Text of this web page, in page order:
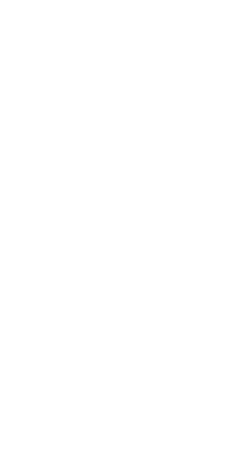
der Angebote